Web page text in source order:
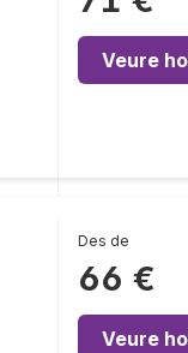
Veure
Des de
66 €
Veure